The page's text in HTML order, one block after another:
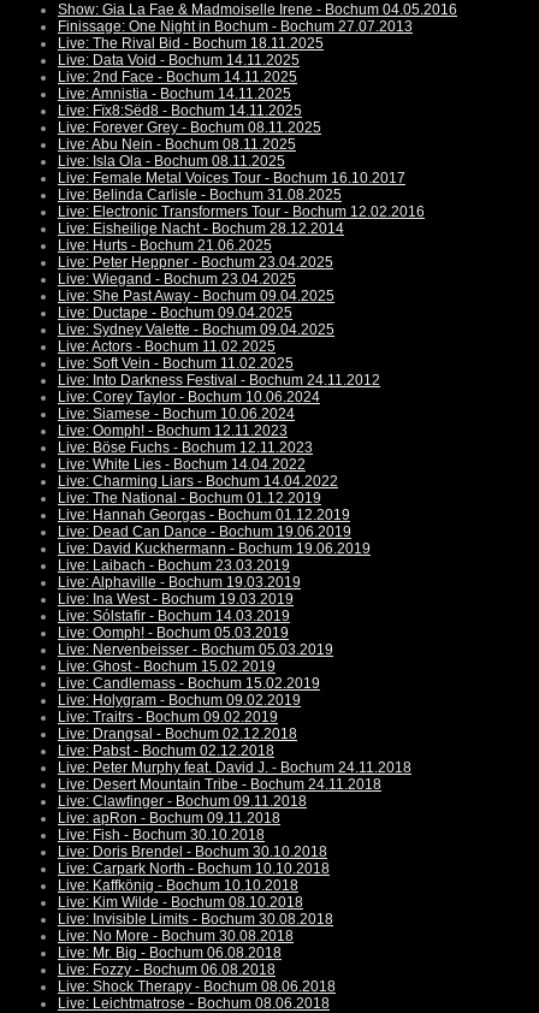
Show: Gia La Fae & Madmoiselle Irene - Bochum 04.05.2016
Finissage: One Night in Bochum - Bochum 27.07.2013
Live: The Rival Bid - Bochum 18.11.2025
Live: Data Void - Bochum 14.11.2025
Live: 2nd Face - Bochum 14.11.2025
Live: Amnistia - Bochum 14.11.2025
Live: Fïx8:Sëd8 - Bochum 14.11.2025
Live: Forever Grey - Bochum 08.11.2025
Live: Abu Nein - Bochum 08.11.2025
Live: Isla Ola - Bochum 08.11.2025
Live: Female Metal Voices Tour - Bochum 16.10.2017
Live: Belinda Carlisle - Bochum 31.08.2025
Live: Electronic Transformers Tour - Bochum 12.02.2016
Live: Eisheilige Nacht - Bochum 28.12.2014
Live: Hurts - Bochum 21.06.2025
Live: Peter Heppner - Bochum 23.04.2025
Live: Wiegand - Bochum 23.04.2025
Live: She Past Away - Bochum 09.04.2025
Live: Ductape - Bochum 09.04.2025
Live: Sydney Valette - Bochum 09.04.2025
Live: Actors - Bochum 11.02.2025
Live: Soft Vein - Bochum 11.02.2025
Live: Into Darkness Festival - Bochum 24.11.2012
Live: Corey Taylor - Bochum 10.06.2024
Live: Siamese - Bochum 10.06.2024
Live: Oomph! - Bochum 12.11.2023
Live: Böse Fuchs - Bochum 12.11.2023
Live: White Lies - Bochum 14.04.2022
Live: Charming Liars - Bochum 14.04.2022
Live: The National - Bochum 01.12.2019
Live: Hannah Georgas - Bochum 01.12.2019
Live: Dead Can Dance - Bochum 19.06.2019
Live: David Kuckhermann - Bochum 19.06.2019
Live: Laibach - Bochum 23.03.2019
Live: Alphaville - Bochum 19.03.2019
Live: Ina West - Bochum 19.03.2019
Live: Sólstafir - Bochum 14.03.2019
Live: Oomph! - Bochum 05.03.2019
Live: Nervenbeisser - Bochum 05.03.2019
Live: Ghost - Bochum 15.02.2019
Live: Candlemass - Bochum 15.02.2019
Live: Holygram - Bochum 09.02.2019
Live: Traitrs - Bochum 09.02.2019
Live: Drangsal - Bochum 02.12.2018
Live: Pabst - Bochum 02.12.2018
Live: Peter Murphy feat. David J. - Bochum 24.11.2018
Live: Desert Mountain Tribe - Bochum 24.11.2018
Live: Clawfinger - Bochum 09.11.2018
Live: apRon - Bochum 09.11.2018
Live: Fish - Bochum 30.10.2018
Live: Doris Brendel - Bochum 30.10.2018
Live: Carpark North - Bochum 10.10.2018
Live: Kaffkönig - Bochum 10.10.2018
Live: Kim Wilde - Bochum 08.10.2018
Live: Invisible Limits - Bochum 30.08.2018
Live: No More - Bochum 30.08.2018
Live: Mr. Big - Bochum 06.08.2018
Live: Fozzy - Bochum 06.08.2018
Live: Shock Therapy - Bochum 08.06.2018
Live: Leichtmatrose - Bochum 08.06.2018